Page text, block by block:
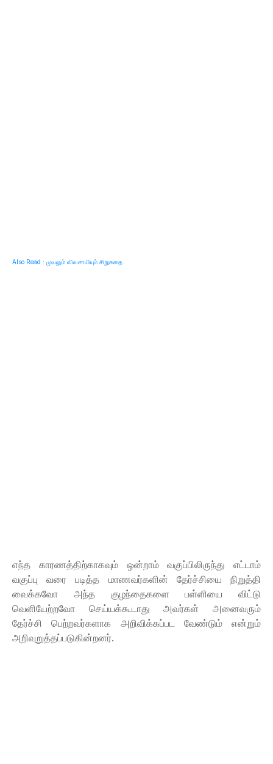
Also Read : முயலும் விவசாயியும் சிறுகதை
எந்த காரணத்திற்காகவும் ஒன்றாம் வகுப்பிலிருந்து எட்டாம்
வகுப்பு வரை படித்த மாணவர்களின் தேர்ச்சியை நிறுத்தி
வைக்கவோ அந்த குழந்தைகளை பள்ளியை விட்டு
வெளியேற்றவோ செய்யக்கூடாது அவர்கள் அனைவரும்
தேர்ச்சி பெற்றவர்களாக அறிவிக்கப்பட வேண்டும் என்றும்
அறிவுறுத்தப்படுகின்றனர்.